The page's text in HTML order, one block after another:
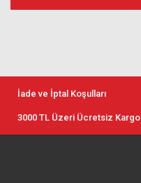
İade ve İptal Koşulları
3000 TL Üzeri Ücretsiz Kargo